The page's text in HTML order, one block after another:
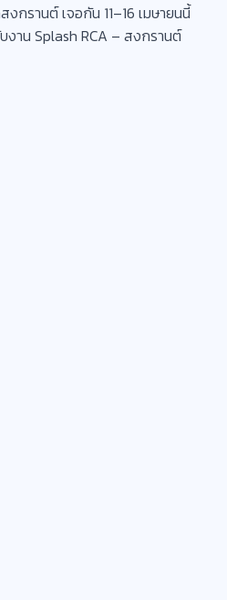
กรานต์ เจอกัน 11–16 เมษายนนี้
งาน Splash RCA – สงกรานต์